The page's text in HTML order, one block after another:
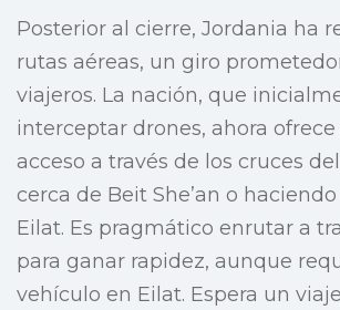
Posterior al cierre, Jordania ha
rutas aéreas, un giro
viajeros. La nación, que
interceptar drones, ahora
acceso a través de los cruces
cerca de Beit She’an o
Eilat. Es pragmático enrutar a
para ganar rapidez, aunque
vehículo en Eilat. Espera un